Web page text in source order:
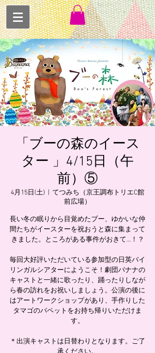
「ブーの森のイース
ター 」4/15日（午
前）⑤
4月15日(土)
てつみち（京王調布トリエC館
前広場）
長い冬の眠りから目覚めたブー、ゆかいな仲
間たちがイースターを祝おうと森に集まって
きました。ところがある事件がおきて…！？
毎回大好評いただいている参加型の日英バイ
リンガルシアターにようこそ！劇団バナナの
キャストと一緒に歌ったり、踊ったりしなが
ら春の訪れをお祝いしましょう。公演の後に
はアートワークショップがあり、手作りした
タマゴのパペットをお持ち帰りいただけま
す。
＊出演キャストは日替わりとなります。ご了